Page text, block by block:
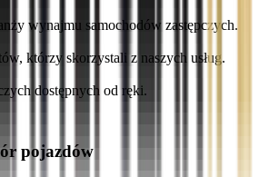
wynajmu samochodów zastępczych.
którzy skorzystali z naszych usług.
dostępnych od ręki.
pojazdów